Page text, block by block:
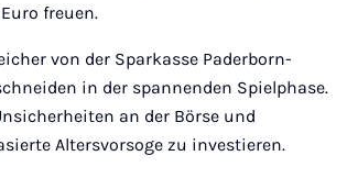
freuen.
von der Sparkasse Paderborn-
in der spannenden Spielphase.
an der Börse und
Altersvorsoge zu investieren.